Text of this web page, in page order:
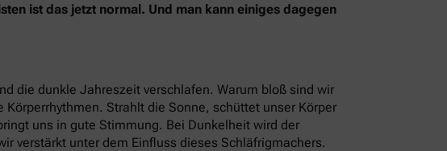
ist das jetzt normal. Und man kann einiges dagegen
die dunkle Jahreszeit verschlafen. Warum bloß sind wir
Strahlt die Sonne, schüttet unser Körper
uns in gute Stimmung. Bei Dunkelheit wird der
verstärkt unter dem Einfluss dieses Schläfrigmachers.